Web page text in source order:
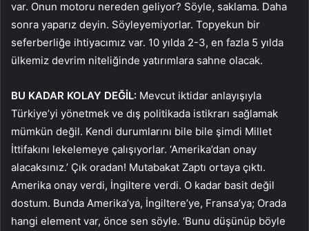
var. Onun motoru nereden geliyor? Söyle, saklama. Daha
sonra yaparız deyin. Söyleyemiyorlar. Topyekun bir
seferberliğe ihtiyacımız var. 10 yılda 2-3, en fazla 5 yılda
ülkemiz devrim niteliğinde yatırımlara sahne olacak.
BU KADAR KOLAY DEĞİL: Mevcut iktidar anlayışıyla
Türkiye’yi yönetmek ve dış politikada istikrarı sağlamak
mümkün değil. Kendi durumlarını bile bile şimdi Millet
İttifakını lekelemeye çalışıyorlar. ‘Amerika’dan onay
alacaksınız.’ Çık oradan! Mutabakat Zaptı ortaya çıktı.
Amerika onay verdi, İngiltere verdi. O kadar basit değil
dostum. Bunda Amerika’ya, İngiltere’ye, Fransa’ya; Orada
hangi element var, önce sen söyle. ‘Bunu düşünüp böyle